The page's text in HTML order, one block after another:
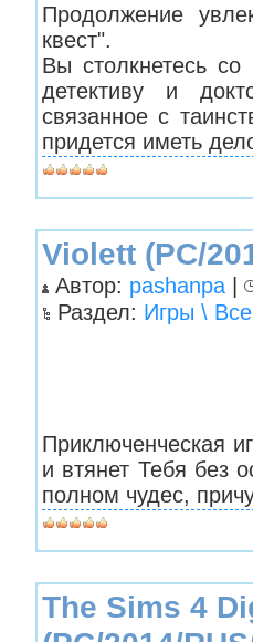
Продолжение
квест".
Вы столкнетесь
детективу и
связанное с
придется иметь
Violett (PC/
Автор: pashanpa |
Раздел: Игры \
Приключенческая
и втянет Тебя без
полном чудес,
The Sims 4